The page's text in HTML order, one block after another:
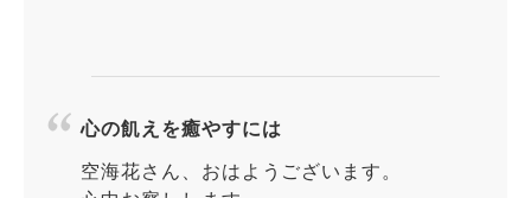
心の飢えを癒やすには
空海花さん、おはようございます。